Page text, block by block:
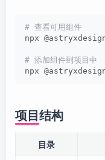
# 查看可用组件
npx
# 添加组件到项目中
npx
项目结构
目录